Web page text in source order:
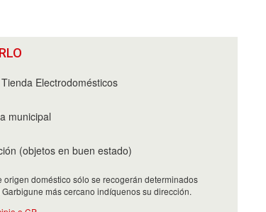
Tienda Electrodomésticos
municipal
(objetos en buen estado)
doméstico sólo se recogerán determinados
más cercano indíquenos su dirección.